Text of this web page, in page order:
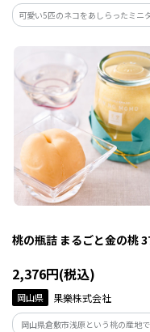
STYLE
可愛い5匹のネコをあしらったミニ
セットです。 動物愛護活動に賛同
品で、売り上げの一部(１セットに
円)を【公益財団法人 日本動物愛護協
に寄付いたします。4月から夏専用
ナップに変更！
桃の瓶詰 まるごと金の桃
2,376円(税込)
岡山県 果樂株式会社
岡山県倉敷市浅原という桃の産地